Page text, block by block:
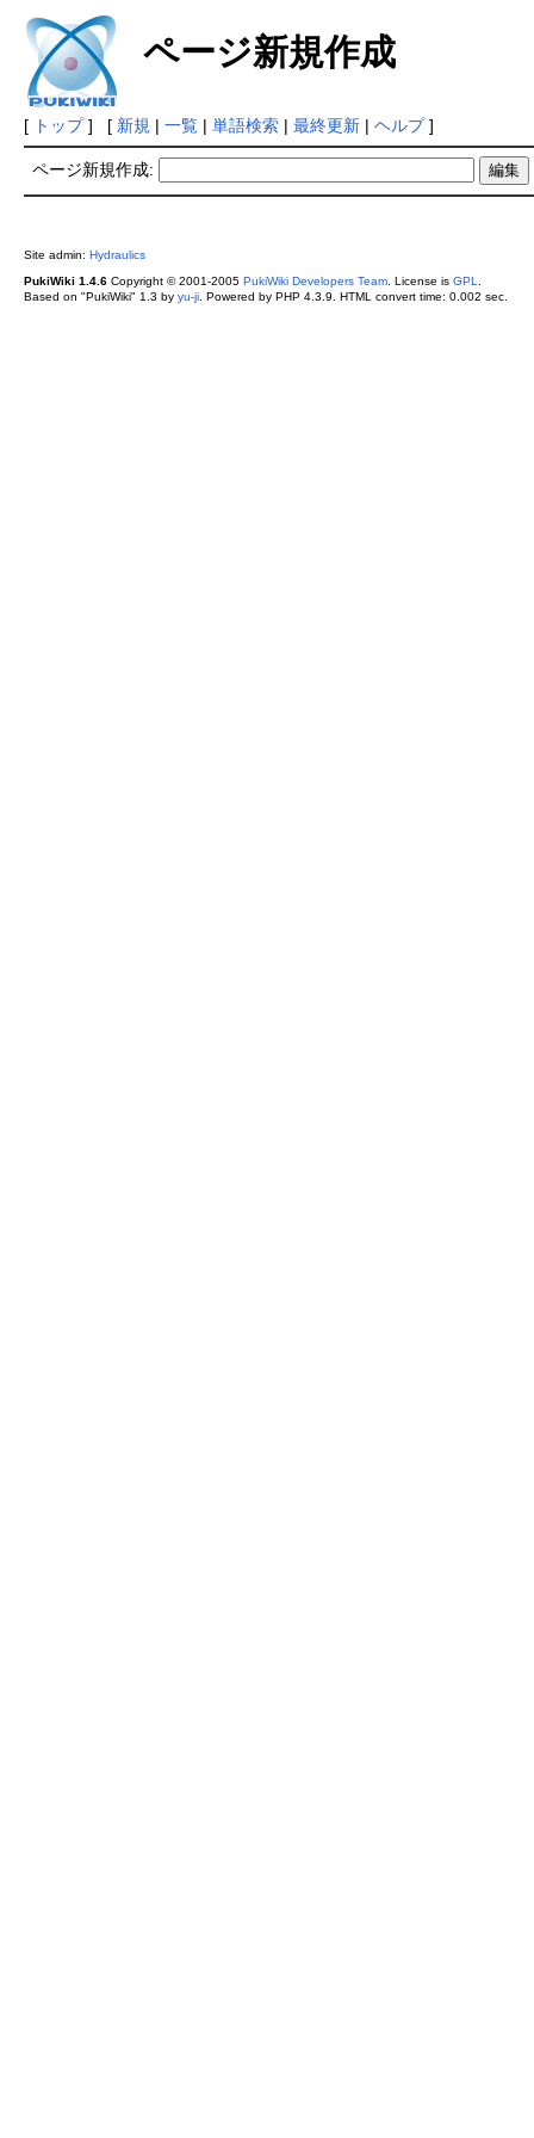
ページ新規作成
[ トップ] [ 新規 | 一覧| 単語検索| 最終更新| ヘルプ]
ページ新規作成:
Site admin: Hydraulics
PukiWiki 1.4.6Copyright © 2001-2005 PukiWiki Developers Team. License is GPL
Based on "PukiWiki" 1.3 by yu-ji. Powered by PHP 4.3.9. HTML convert time: 0.002 sec.